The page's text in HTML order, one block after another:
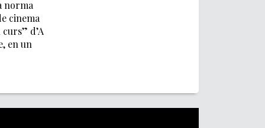
norma
cinema
d’A
en un